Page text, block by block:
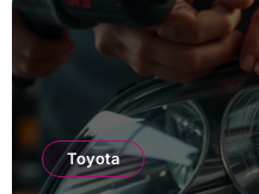
Toyota